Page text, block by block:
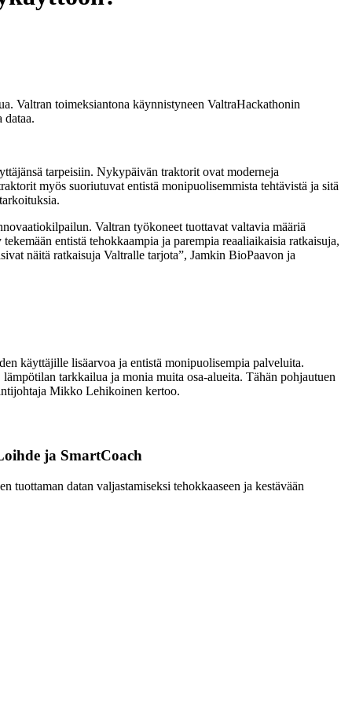
Valtran toimeksiantona käynnistyneen ValtraHackathonin
dataa.
tarpeisiin. Nykypäivän traktorit ovat moderneja
myös suoriutuvat entistä monipuolisemmista tehtävistä ja sitä
Valtran työko­neet tuottavat valtavia määriä
entistä tehokkaampia ja parempia reaaliaikaisia ratkaisuja,
näitä ratkaisuja Valtralle tarjota”, Jamkin BioPaavon ja
käyttäjille lisäarvoa ja entistä monipuolisempia palveluita.
tarkkailua ja monia muita osa-alueita. Tähän pohjautuen
Mikko Lehikoinen kertoo.
ja SmartCoach
datan valjastamiseksi tehokkaaseen ja kestävään